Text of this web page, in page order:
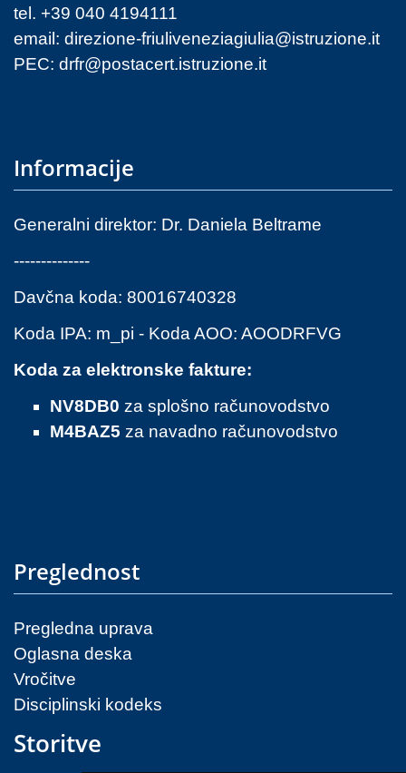
tel. +39 040 4194111
email: direzione-friuliveneziagiulia@istruzione.it
PEC: drfr@postacert.istruzione.it
Informacije
Generalni direktor: Dr. Daniela Beltrame
--------------
Davčna koda: 80016740328
Koda IPA: m_pi - Koda AOO: AOODRFVG
Koda za elektronske fakture:
NV8DB0 za splošno računovodstvo
M4BAZ5 za navadno računovodstvo
Preglednost
Pregledna uprava
Oglasna deska
Vročitve
Disciplinski kodeks
Storitve